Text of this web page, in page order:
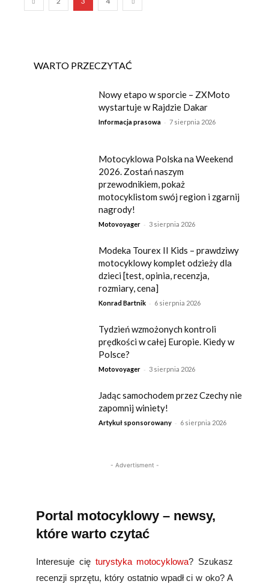
WARTO PRZECZYTAĆ
Nowy etapo w sporcie – ZXMoto
wystartuje w Rajdzie Dakar
Informacja prasowa - 7 sierpnia 2026
Motocyklowa Polska na Weekend
2026. Zostań naszym
przewodnikiem, pokaż
motocyklistom swój region i zgarnij
nagrody!
Motovoyager - 3 sierpnia 2026
Modeka Tourex II Kids – prawdziwy
motocyklowy komplet odzieży dla
dzieci [test, opinia, recenzja,
rozmiary, cena]
Konrad Bartnik - 6 sierpnia 2026
Tydzień wzmożonych kontroli
prędkości w całej Europie. Kiedy w
Polsce?
Motovoyager - 3 sierpnia 2026
Jadąc samochodem przez Czechy nie
zapomnij winiety!
Artykuł sponsorowany - 6 sierpnia 2026
- Advertisment -
Portal motocyklowy – newsy,
które warto czytać
Interesuje cię turystyka motocyklowa? Szukasz
recenzji sprzętu, który ostatnio wpadł ci w oko? A